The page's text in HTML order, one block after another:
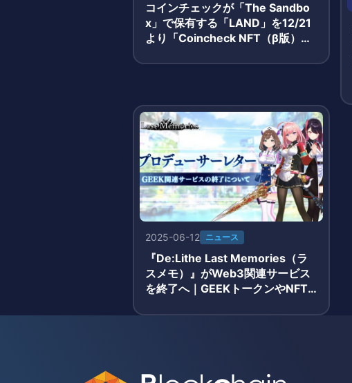
コインチェックが「The Sandbo
x」で保有する「LAND」を12/21
より「Coincheck NFT（β版）」
2025-06-12 ニュース
『De:Lithe Last Memories（ラ
スメモ）』がWeb3関連サービス
を終了へ｜GEEKトークンやNFT